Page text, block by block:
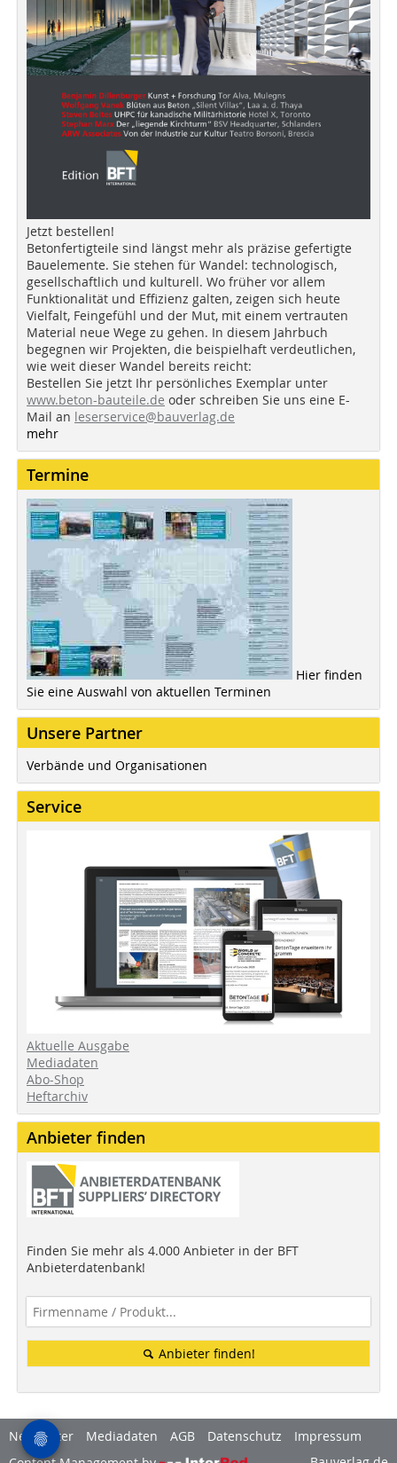
Jetzt bestellen!
Betonfertigteile sind längst mehr als präzise gefertigte
Bauelemente. Sie stehen für Wandel: technologisch,
gesellschaftlich und kulturell. Wo früher vor allem
Funktionalität und Effizienz galten, zeigen sich heute
Vielfalt, Feingefühl und der Mut, mit einem vertrauten
Material neue Wege zu gehen. In diesem Jahrbuch
begegnen wir Projekten, die beispielhaft verdeutlichen,
wie weit dieser Wandel bereits reicht:
Bestellen Sie jetzt Ihr persönliches Exemplar unter
www.beton-bauteile.de oder schreiben Sie uns eine E-
Mail an leserservice@bauverlag.de
mehr
Termine
Hier finden
Sie eine Auswahl von aktuellen Terminen
Unsere Partner
Verbände und Organisationen
Service
Aktuelle Ausgabe
Mediadaten
Abo-Shop
Heftarchiv
Anbieter finden
Finden Sie mehr als 4.000 Anbieter in der BFT
Anbieterdatenbank!
Anbieter finden!
Newsletter Mediadaten AGB Datenschutz
Impressum